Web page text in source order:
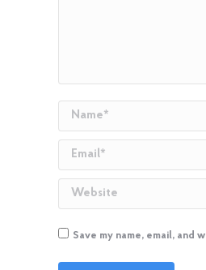
Name *
Email *
Website
Save my name, email, and